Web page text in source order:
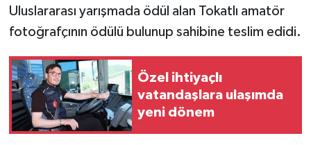
Uluslararası yarışmada ödül alan Tokatlı amatör
fotoğrafçının ödülü bulunup sahibine teslim edidi.
Özel ihtiyaçlı
vatandaşlara ulaşımda
yeni dönem